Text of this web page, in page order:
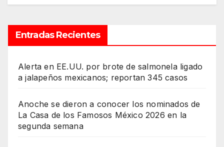
Entradas Recientes
Alerta en EE.UU. por brote de salmonela ligado
a jalapeños mexicanos; reportan 345 casos
Anoche se dieron a conocer los nominados de
La Casa de los Famosos México 2026 en la
segunda semana